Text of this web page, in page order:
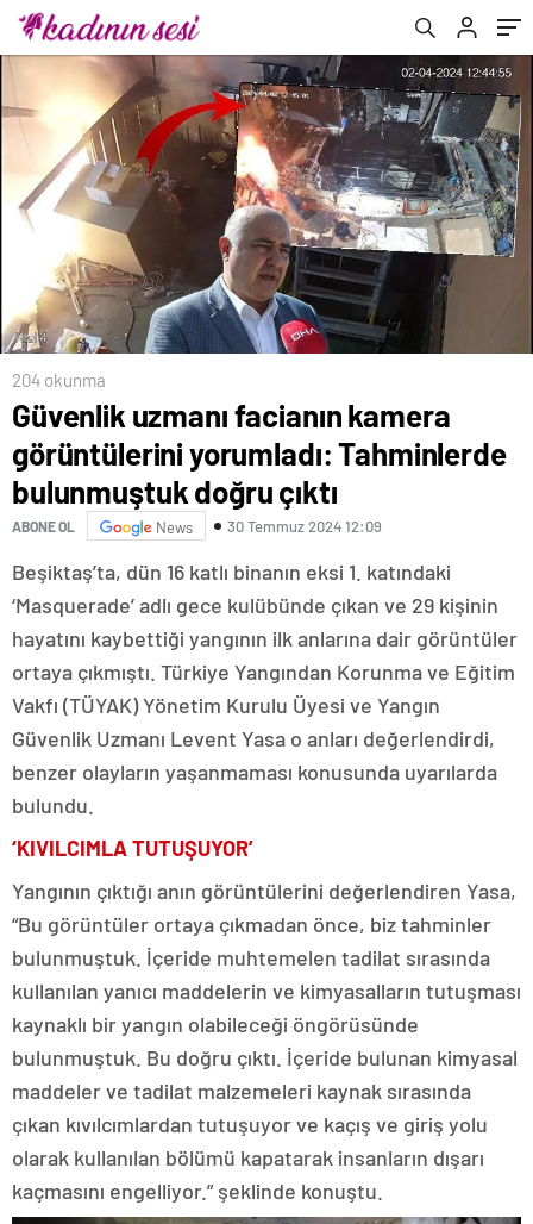
bulunmuştuk doğru çıktı
204 okunma
Güvenlik uzmanı facianın kamera
görüntülerini yorumladı: Tahminlerde
bulunmuştuk doğru çıktı
ABONE OL News 30 Temmuz 2024 12:09
Beşiktaş’ta, dün 16 katlı binanın eksi 1. katındaki
‘Masquerade’ adlı gece kulübünde çıkan ve 29 kişinin
hayatını kaybettiği yangının ilk anlarına dair görüntüler
ortaya çıkmıştı. Türkiye Yangından Korunma ve Eğitim
Vakfı (TÜYAK) Yönetim Kurulu Üyesi ve Yangın
Güvenlik Uzmanı Levent Yasa o anları değerlendirdi,
benzer olayların yaşanmaması konusunda uyarılarda
bulundu.
‘KIVILCIMLA TUTUŞUYOR’
Yangının çıktığı anın görüntülerini değerlendiren Yasa,
“Bu görüntüler ortaya çıkmadan önce, biz tahminler
bulunmuştuk. İçeride muhtemelen tadilat sırasında
kullanılan yanıcı maddelerin ve kimyasalların tutuşması
kaynaklı bir yangın olabileceği öngörüsünde
bulunmuştuk. Bu doğru çıktı. İçeride bulunan kimyasal
maddeler ve tadilat malzemeleri kaynak sırasında
çıkan kıvılcımlardan tutuşuyor ve kaçış ve giriş yolu
olarak kullanılan bölümü kapatarak insanların dışarı
kaçmasını engelliyor.” şeklinde konuştu.